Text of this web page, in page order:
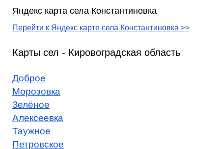
Яндекс карта села Константиновка
Перейти к Яндекс карте села Константиновка >>
Карты сел - Кировоградская область
Доброе
Морозовка
Зелёное
Алексеевка
Таужное
Петровское